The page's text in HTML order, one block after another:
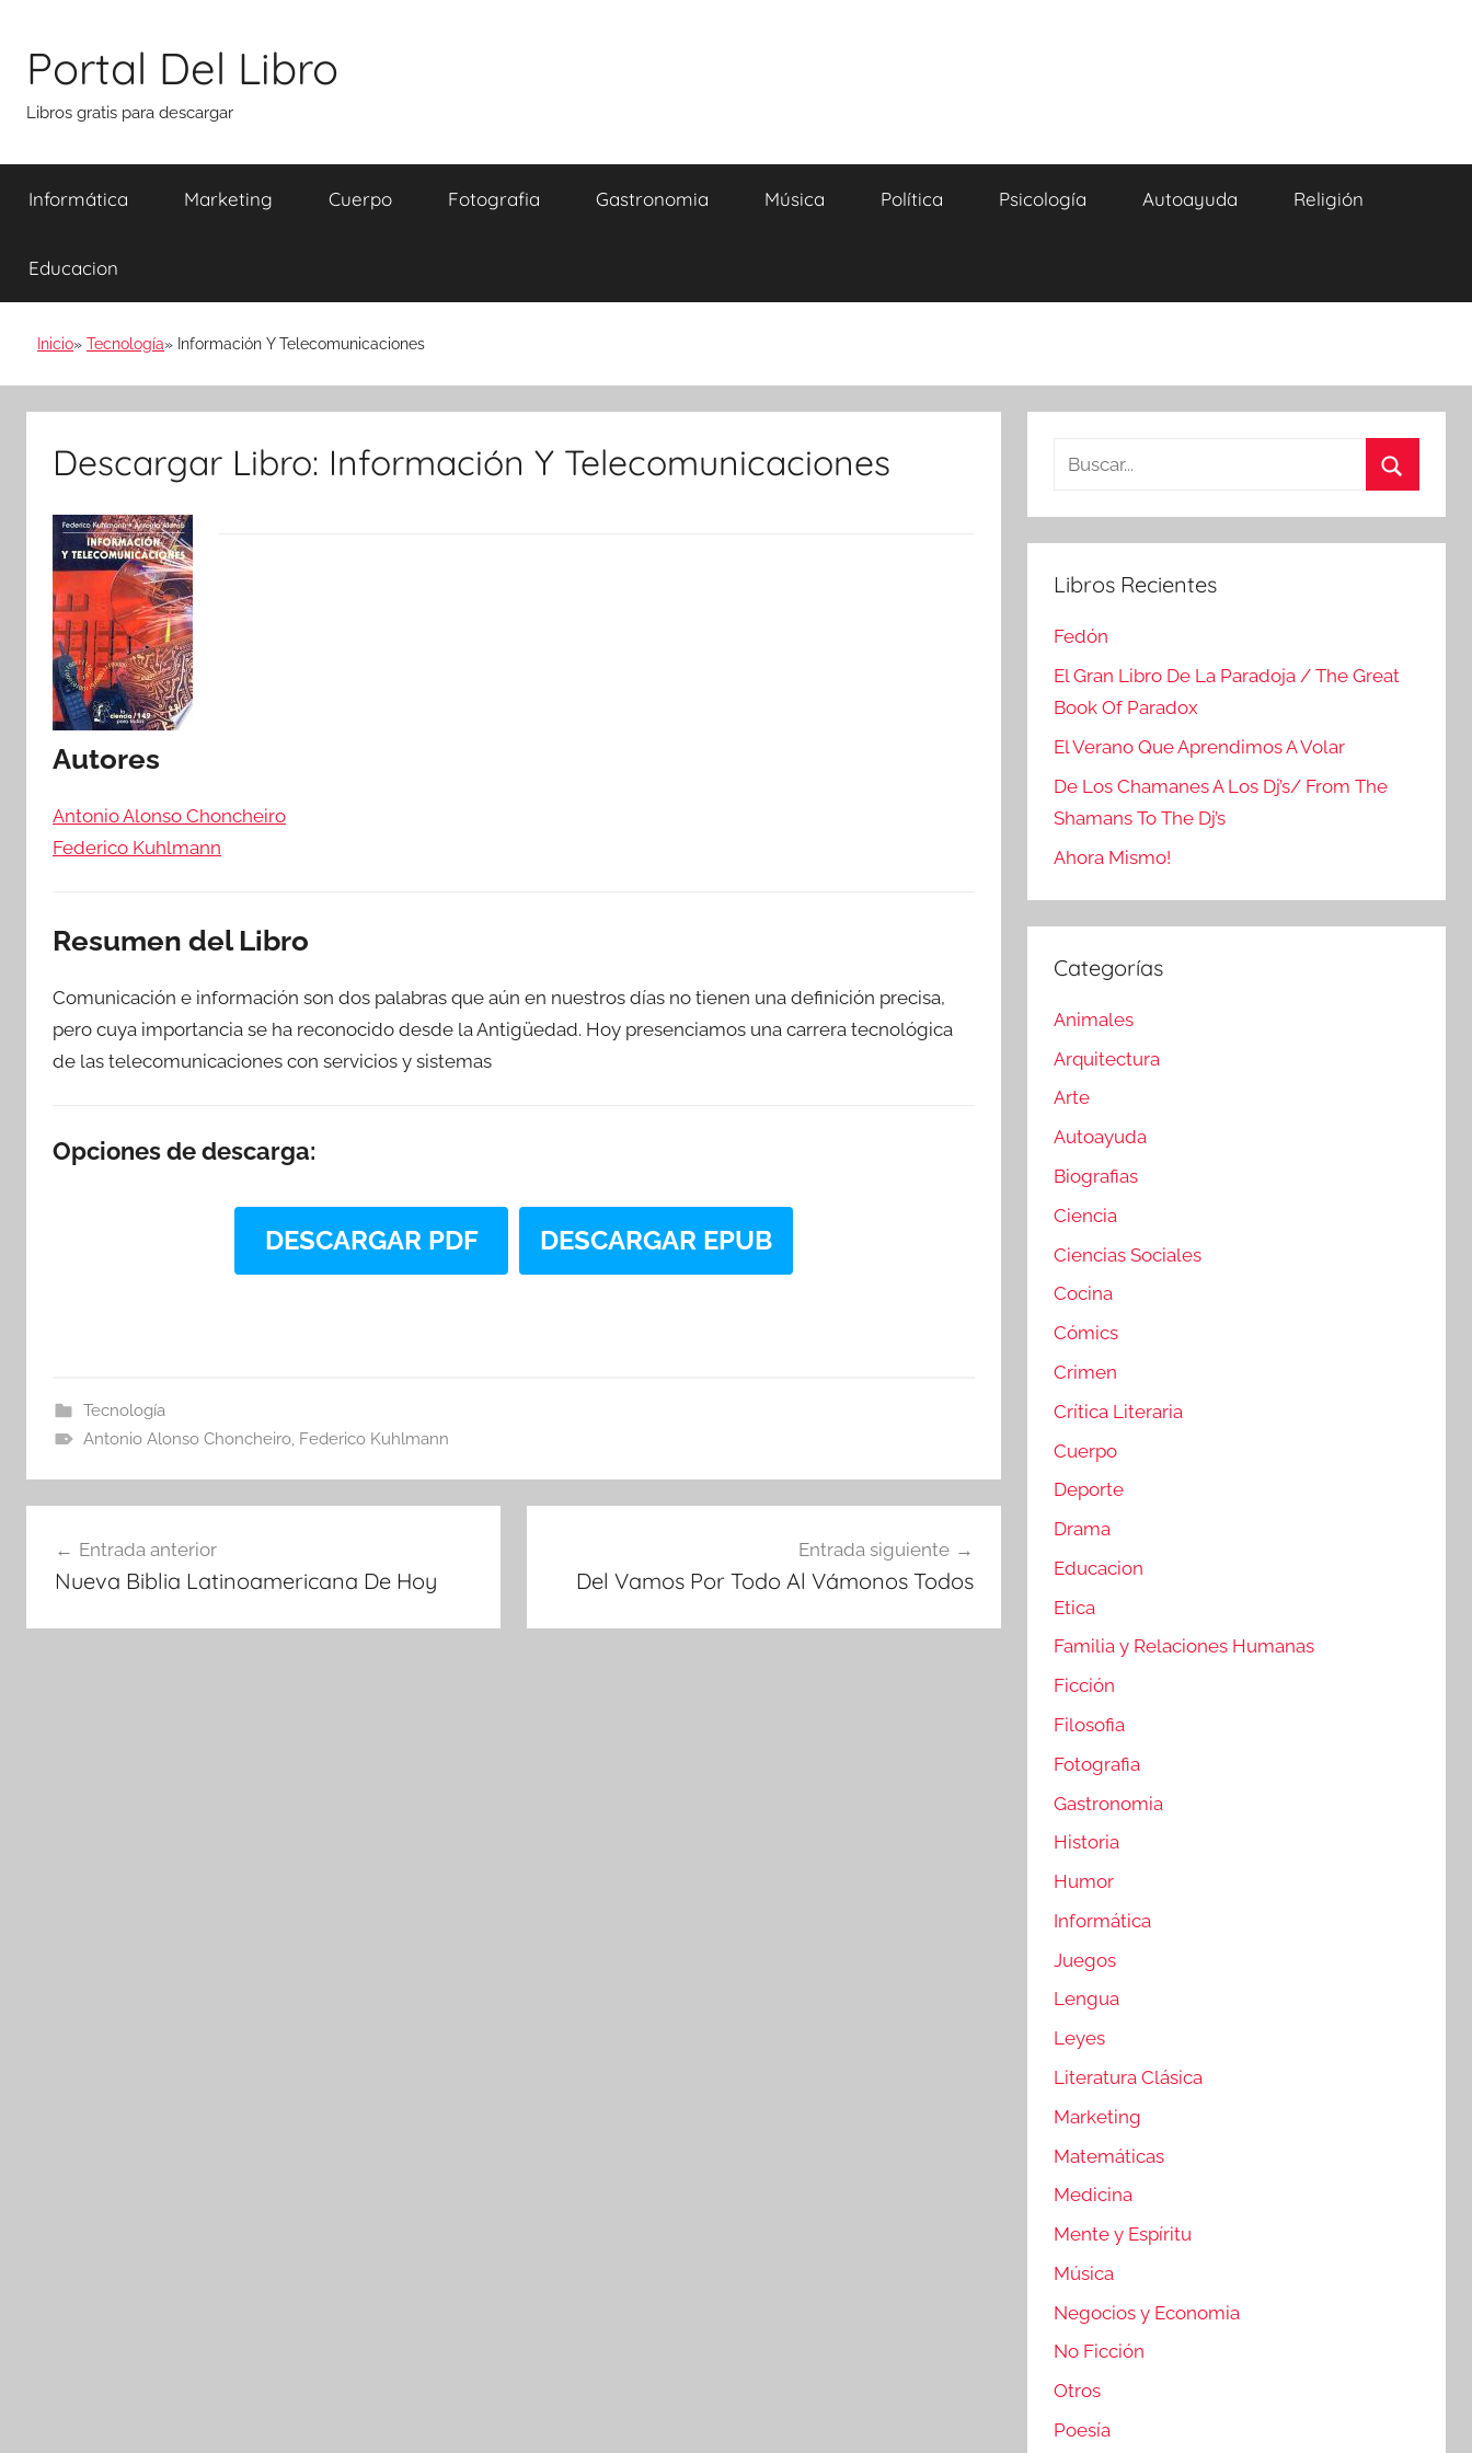
contenido
Portal Del Libro
Libros gratis para descargar
Informática Marketing Cuerpo Fotografia Gastronomia Música Política Psicología Autoayuda Religión
Educacion
Inicio Tecnología Información Y Telecomunicaciones
Descargar Libro: Información Y Telecomunicaciones
Autores
Antonio Alonso Choncheiro
Federico Kuhlmann
Resumen del Libro
Comunicación e información son dos palabras que aún en nuestros días no tienen una definición precisa,
pero cuya importancia se ha reconocido desde la Antigüedad. Hoy presenciamos una carrera tecnológica
de las telecomunicaciones con servicios y sistemas
Opciones de descarga:
DESCARGAR PDF DESCARGAR EPUB
Tecnología
Antonio Alonso Choncheiro, Federico Kuhlmann
de
Entrada anterior
Nueva Biblia Latinoamericana De Hoy
Entrada siguiente
Del Vamos Por Todo Al Vámonos Todos
Buscar:
Libros Recientes
Fedón
El Gran Libro De La Paradoja / The Great
Book Of Paradox
El Verano Que Aprendimos A Volar
De Los Chamanes A Los Dj’s/ From The
Shamans To The Dj’s
Ahora Mismo!
Categorías
Animales
Arquitectura
Arte
Autoayuda
Biografias
Ciencia
Ciencias Sociales
Cocina
Cómics
Crimen
Crítica Literaria
Cuerpo
Deporte
Drama
Educacion
Etica
Familia y Relaciones Humanas
Ficción
Filosofia
Fotografia
Gastronomia
Historia
Humor
Informática
Juegos
Lengua
Leyes
Literatura Clásica
Marketing
Matemáticas
Medicina
Mente y Espíritu
Música
Negocios y Economia
No Ficción
Otros
Poesía